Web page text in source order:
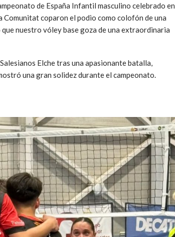
de España Infantil masculino celebrado en
Comunitat coparon el podio como colofón de una
nuestro vóley base goza de una extraordinaria
Elche tras una apasionante batalla,
una gran solidez durante el campeonato.